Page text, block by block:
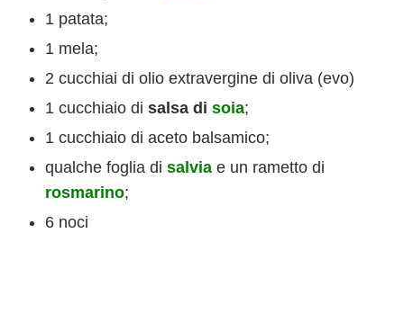
1 patata;
1 mela;
2 cucchiai di olio extravergine di oliva (evo)
1 cucchiaio di salsa di soia;
1 cucchiaio di aceto balsamico;
qualche foglia di salvia e un rametto di
rosmarino;
6 noci